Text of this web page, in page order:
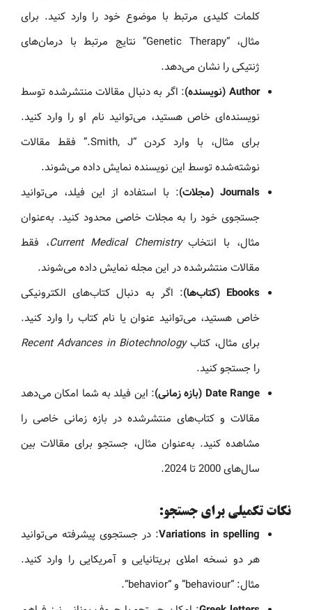
کلمات کلیدی مرتبط با موضوع خود را وارد کنید. برای
مثال، “Genetic Therapy” نتایج مرتبط با درمان‌های
ژنتیکی را نشان می‌دهد.
Author (نویسنده)
: اگر به دنبال مقالات منتشرشده توسط
نویسنده‌ای خاص هستید، می‌توانید نام او را وارد کنید.
برای مثال، با وارد کردن “Smith, J.” فقط مقالات
نوشته‌شده توسط این نویسنده نمایش داده می‌شوند.
Journals (مجلات)
: با استفاده از این فیلد، می‌توانید
جستجوی خود را به مجلات خاصی محدود کنید. به‌عنوان
مثال، با انتخابCurrent Medical Chemistry، فقط
مقالات منتشرشده در این مجله نمایش داده می‌شوند.
Ebooks (کتاب‌ها)
: اگر به دنبال کتاب‌های الکترونیکی
خاص هستید، می‌توانید عنوان یا نام کتاب را وارد کنید.
برای مثال، کتابRecent Advances in Biotechnology
را جستجو کنید.
Date Range (بازه زمانی)
: این فیلد به شما امکان می‌دهد
مقالات و کتاب‌های منتشرشده در بازه زمانی خاصی را
مشاهده کنید. به‌عنوان مثال، جستجو برای مقالات بین
سال‌های 2000 تا 2024.
نکات تکمیلی برای جستجو:
Variations in spelling: در جستجوی پیشرفته می‌توانید
هر دو نسخه املای بریتانیایی و آمریکایی را وارد کنید.
مثال: “behaviour” و “behavior”.